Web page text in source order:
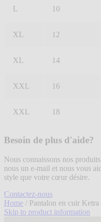
L 10
XL 12
XL 14
XXL 16
XXL 18
Besoin de plus d'aide?
Nous connaissons nos
nous un e-mail et nous vous
style que votre cœur désire.
Contactez-nous
Home / Pantalon en cuir Ketra
Skip to product information